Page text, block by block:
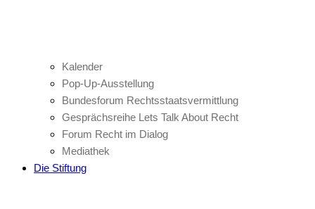
Kalender
Pop-Up-Ausstellung
Bundesforum Rechtsstaatsvermittlung
Gesprächsreihe Lets Talk About Recht
Forum Recht im Dialog
Mediathek
Die Stiftung